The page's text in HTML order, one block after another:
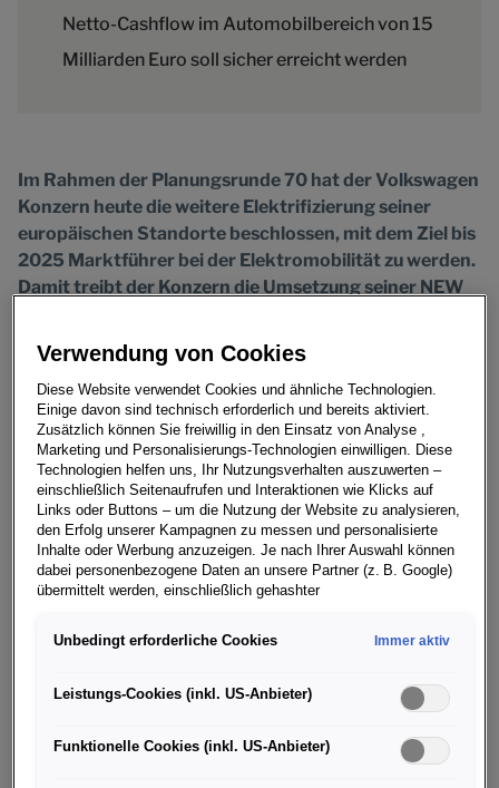
Netto-Cashflow im Automobilbereich von 15
Milliarden Euro soll sicher erreicht werden
Im Rahmen der Planungsrunde 70 hat der Volkswagen
Konzern heute die weitere Elektrifizierung seiner
europäischen Standorte beschlossen, mit dem Ziel bis
2025 Marktführer bei der Elektromobilität zu werden.
Damit treibt der Konzern die Umsetzung seiner NEW
und Produktionsstandort in Wolfsburg wird
transformiert und die Wettbewerbsfähigkeit des
Konzerns durch höhere Investitionen in
Zukunftstechnologien weiter gestärkt. Erstmals
machen die Zukunftsinvestitionen, primär in E-
Mobilität und Digitalisierung, mit 89 Milliarden Euro
beziehungsweise 56 Prozent, den größten Anteil der
Gesamtinvestitionen von 159 Milliarden Euro aus.
Volkswagen erwartet, dass jedes vierte verkaufte
Fahrzeug im Jahr 2026 einen batterieelektrischen
Der Aufsichtsratsvorsitzende der Volkswagen AG, Hans-
wir die Transformation des Volkswagen Konzerns
Verwendung von Cookies
Diese Website verwendet Cookies und ähnliche Technologien.
Einige davon sind technisch erforderlich und bereits aktiviert.
Zusätzlich können Sie freiwillig in den Einsatz von Analyse ,
Marketing und Personalisierungs-Technologien einwilligen. Diese
Technologien helfen uns, Ihr Nutzungsverhalten auszuwerten –
einschließlich Seitenaufrufen und Interaktionen wie Klicks auf
Links oder Buttons – um die Nutzung der Website zu analysieren,
den Erfolg unserer Kampagnen zu messen und personalisierte
Inhalte oder Werbung anzuzeigen. Je nach Ihrer Auswahl können
dabei personenbezogene Daten an unsere Partner (z. B. Google)
übermittelt werden, einschließlich gehashter
(z. B. E Mail Adresse oder Telefonnummer).
Dienste der Google Ireland Ltd., die personenbezogene Daten an
die Google LLC in den USA weiterleiten kann. In den USA besteht
und eingeschränkte Rechtsschutzmöglichkeiten können nicht
Unbedingt erforderliche Cookies Immer aktiv
Leistungs-Cookies (inkl. US-Anbieter)
Funktionelle Cookies (inkl. US-Anbieter)